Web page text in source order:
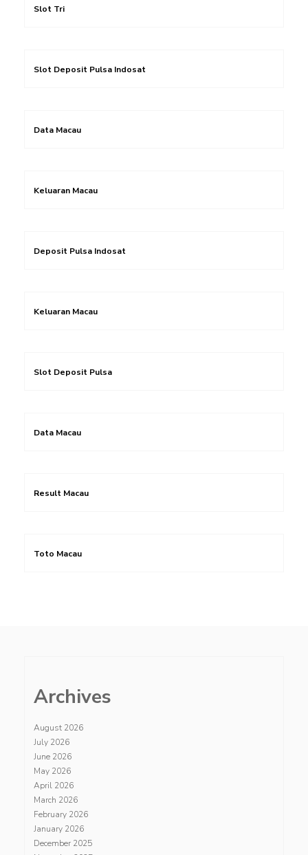
Slot Tri
Slot Deposit Pulsa Indosat
Data Macau
Keluaran Macau
Deposit Pulsa Indosat
Keluaran Macau
Slot Deposit Pulsa
Data Macau
Result Macau
Toto Macau
Archives
August 2026
July 2026
June 2026
May 2026
April 2026
March 2026
February 2026
January 2026
December 2025